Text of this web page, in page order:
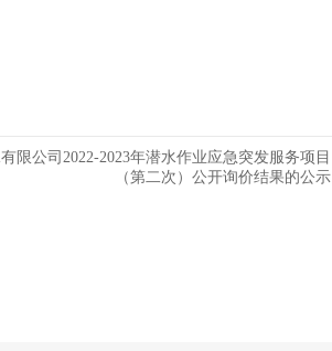
限公司2022-2023年潜水作业应急突发服务项目
（第二次）公开询价结果的公示